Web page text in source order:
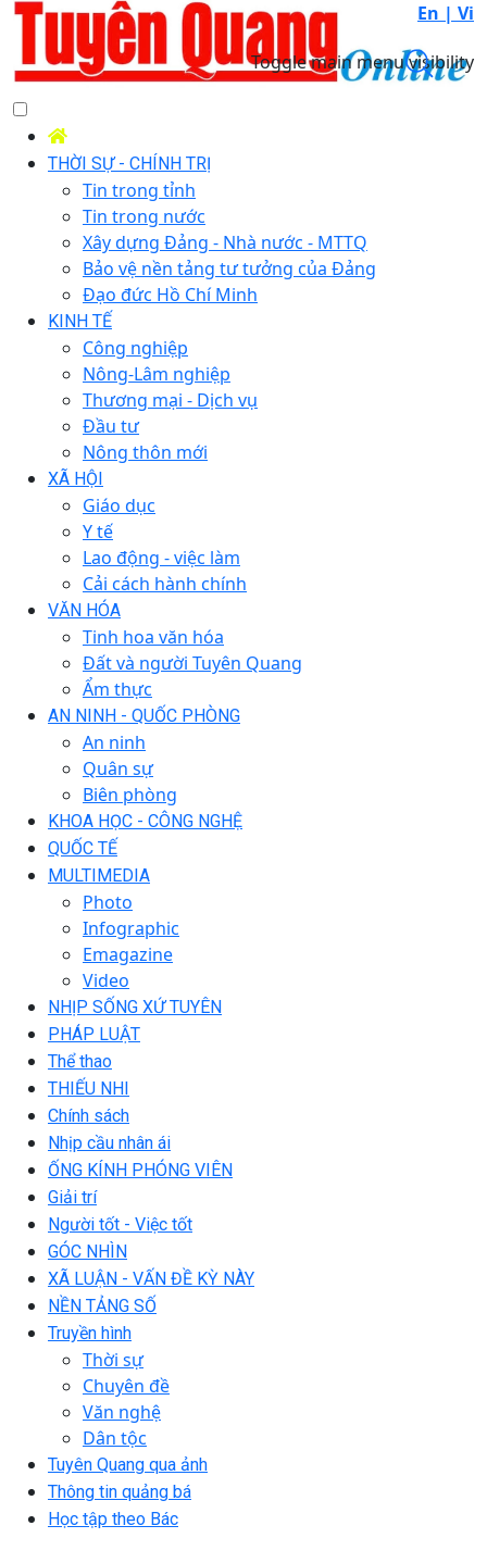
En | Vi
Toggle main menu visibility
THỜI SỰ - CHÍNH TRỊ
Tin trong tỉnh
Tin trong nước
Xây dựng Đảng - Nhà nước - MTTQ
Bảo vệ nền tảng tư tưởng của Đảng
Đạo đức Hồ Chí Minh
KINH TẾ
Công nghiệp
Nông-Lâm nghiệp
Thương mại - Dịch vụ
Đầu tư
Nông thôn mới
XÃ HỘI
Giáo dục
Y tế
Lao động - việc làm
Cải cách hành chính
VĂN HÓA
Tinh hoa văn hóa
Đất và người Tuyên Quang
Ẩm thực
AN NINH - QUỐC PHÒNG
An ninh
Quân sự
Biên phòng
KHOA HỌC - CÔNG NGHỆ
QUỐC TẾ
MULTIMEDIA
Photo
Infographic
Emagazine
Video
NHỊP SỐNG XỨ TUYÊN
PHÁP LUẬT
Thể thao
THIẾU NHI
Chính sách
Nhịp cầu nhân ái
ỐNG KÍNH PHÓNG VIÊN
Giải trí
Người tốt - Việc tốt
GÓC NHÌN
XÃ LUẬN - VẤN ĐỀ KỲ NÀY
NỀN TẢNG SỐ
Truyền hình
Thời sự
Chuyên đề
Văn nghệ
Dân tộc
Tuyên Quang qua ảnh
Thông tin quảng bá
Học tập theo Bác